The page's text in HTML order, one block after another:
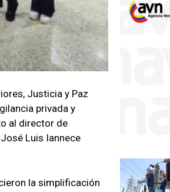
Justicia y Paz
privada y
al director de
Luis Iannece
la simplificación